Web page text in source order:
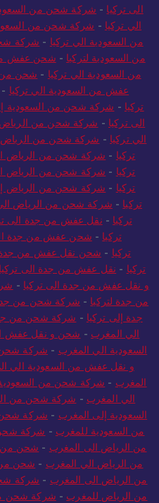
الى تركيا - شركة شحن من
الي تركيا - شركة شحن من
من السعودية الي تركيا - شركة
من السعودية لتركيا - شحن عفش من
من السعودية الي تركيا - شحن من
عفش من السعودية الي تركيا -
تركيا - شركة شحن من السعودية
الى تركيا - شركة شحن من الرياض
الي تركيا - شركة شحن من الرياض
تركيا - شركة شحن من الرياض
تركيا - شركة شحن من الرياض
تركيا - شركة شحن من الرياض
تركيا - شركة شحن من الرياض الي
تركيا - نقل عفش من جدة الى
تركيا - شحن عفش من جدة
تركيا - شحن نقل عفش من جدة
تركيا - نقل عفش من جدة الى تركيا
و نقل عفش من جدة الى تركيا -
من جدة لتركيا - شركة شحن من جدة
جدة إلى تركيا - شركة شحن من
الي المغرب - شحن و نقل عفش
السعودية الي المغرب - شركة شحن
و نقل عفش من السعودية الي
المغرب - شركة شحن من
الي المغرب - شركة شحن من
السعودية إلى المغرب - شركة شحن
من السعودية للمغرب - شركة
من الرياض الى المغرب - شحن من
من الرياض الي المغرب - شحن من
من الرياض الى المغرب - شركة
من الرياض للمغرب - شركة شحن